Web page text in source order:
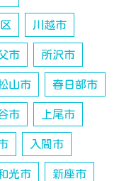
川越市
市 所沢市
山市 春日部市
市 上尾市
入間市
光市 新座市